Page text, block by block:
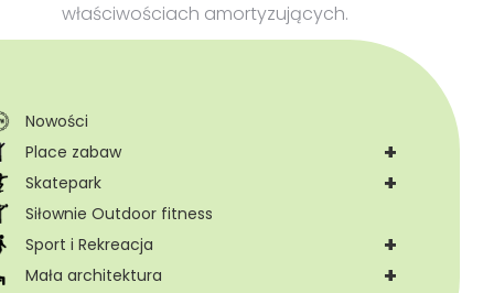
Nowości
+
Place zabaw
+
Skatepark
Siłownie Outdoor fitness
+
Sport i Rekreacja
+
Mała architektura
właściwościach amortyzujących.